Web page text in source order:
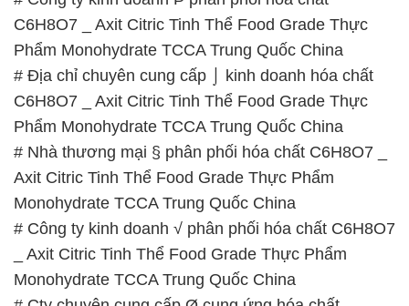
Phẩm Monohydrate TCCA Trung Quốc China
# Nhà thương mại § phân phối hóa chất C6H8O7 _
Axit Citric Tinh Thể Food Grade Thực Phẩm
Monohydrate TCCA Trung Quốc China
# Công ty kinh doanh √ phân phối hóa chất C6H8O7
_ Axit Citric Tinh Thể Food Grade Thực Phẩm
Monohydrate TCCA Trung Quốc China
# Cty chuyên cung cấp Ø cung ứng hóa chất
C6H8O7 _ Axit Citric Tinh Thể Food Grade Thực
Phẩm Monohydrate TCCA Trung Quốc China
# Công ty chuyên cung cấp ƒ phân phối hóa chất
C6H8O7 _ Axit Citric Tinh Thể Food Grade Thực